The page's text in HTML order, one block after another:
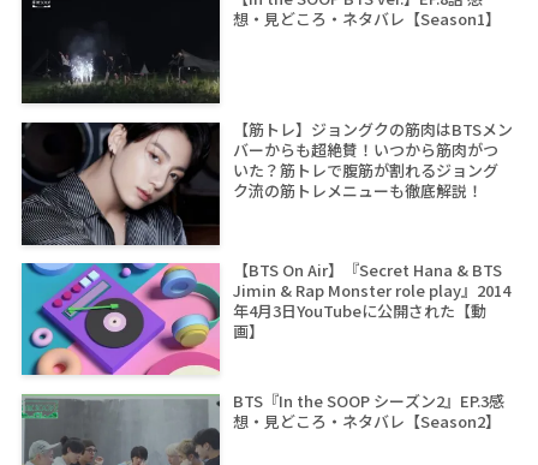
想・見どころ・ネタバレ【Season1】
【筋トレ】ジョングクの筋肉はBTSメン
バーからも超絶賛！いつから筋肉がつ
いた？筋トレで腹筋が割れるジョング
ク流の筋トレメニューも徹底解説！
【BTS On Air】『Secret Hana & BTS
Jimin & Rap Monster role play』2014
年4月3日YouTubeに公開された【動
画】
BTS『In the SOOP シーズン2』EP.3感
想・見どころ・ネタバレ【Season2】